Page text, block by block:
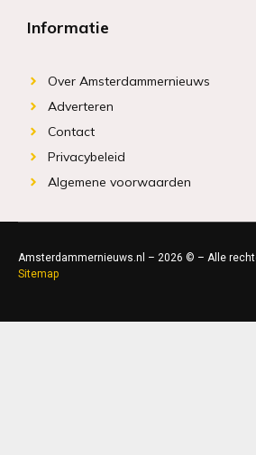
Informatie
Over Amsterdammernieuws
Adverteren
Contact
Privacybeleid
Algemene voorwaarden
Amsterdammernieuws.nl – 2026 © – Alle
Sitemap